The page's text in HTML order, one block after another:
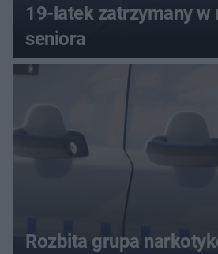
19-latek zatrzymany w
seniora
Rozbita grupa